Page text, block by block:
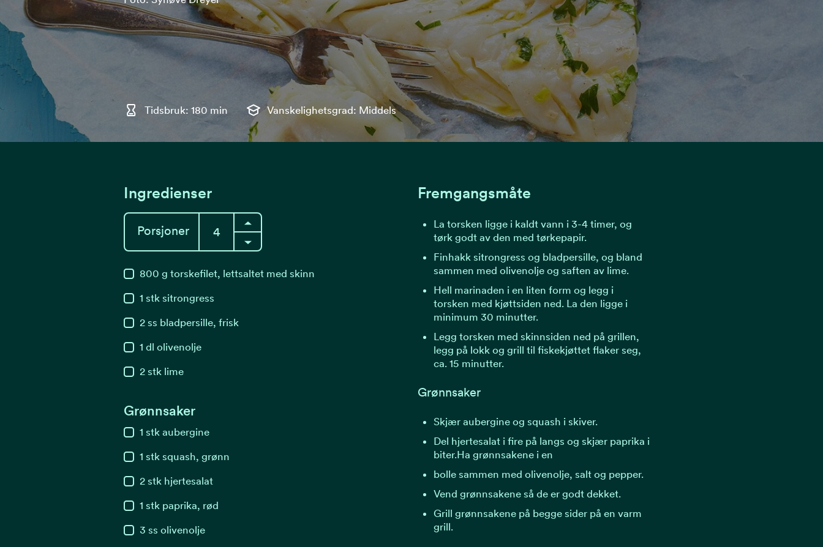
Tidsbruk: 180 min Vanskelighetsgrad: Middels
Ingredienser
Porsjoner
800 g torskefilet, lettsaltet med skinn
1 stk sitrongress
2 ss bladpersille, frisk
1 dl olivenolje
2 stk lime
Grønnsaker
1 stk aubergine
1 stk squash, grønn
2 stk hjertesalat
1 stk paprika, rød
3 ss olivenolje
Fremgangsmåte
La torsken ligge i kaldt vann i 3-4 timer, og
tørk godt av den med tørkepapir.
Finhakk sitrongress og bladpersille, og bland
sammen med olivenolje og saften av lime.
Hell marinaden i en liten form og legg i
torsken med kjøttsiden ned. La den ligge i
minimum 30 minutter.
Legg torsken med skinnsiden ned på grillen,
legg på lokk og grill til fiskekjøttet flaker seg,
ca. 15 minutter.
Grønnsaker
Skjær aubergine og squash i skiver.
Del hjertesalat i fire på langs og skjær paprika i
biter.Ha grønnsakene i en
bolle sammen med olivenolje, salt og pepper.
Vend grønnsakene så de er godt dekket.
Grill grønnsakene på begge sider på en varm
grill.